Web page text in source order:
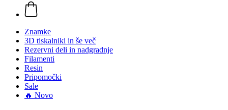
Znamke
3D tiskalniki in še več
Rezervni deli in nadgradnje
Filamenti
Resin
Pripomočki
Sale
🔥 Novo